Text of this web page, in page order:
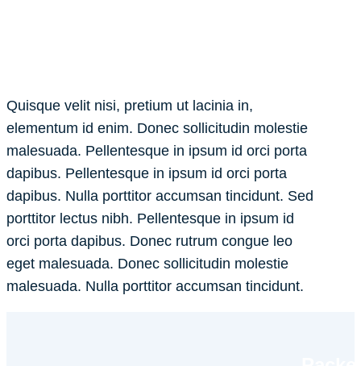
Quisque velit nisi, pretium ut lacinia in,
elementum id enim. Donec sollicitudin molestie
malesuada. Pellentesque in ipsum id orci porta
dapibus. Pellentesque in ipsum id orci porta
dapibus. Nulla porttitor accumsan tincidunt. Sed
porttitor lectus nibh. Pellentesque in ipsum id
orci porta dapibus. Donec rutrum congue leo
eget malesuada. Donec sollicitudin molestie
malesuada. Nulla porttitor accumsan tincidunt.